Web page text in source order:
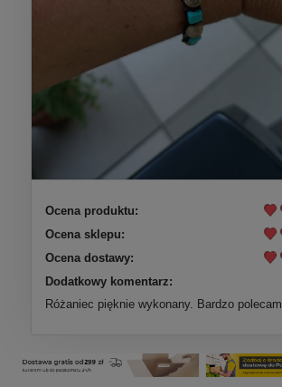
Ocena produktu:
Ocena sklepu:
Ocena dostawy:
Dodatkowy komentarz:
Różaniec pięknie wykonany. Bardzo polecam.